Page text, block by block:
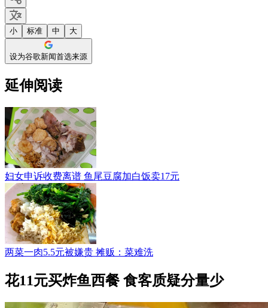
小 标准 中 大
设为谷歌新闻首选来源
延伸阅读
妇女申诉收费离谱 鱼尾豆腐加白饭卖17元
两菜一肉5.5元被嫌贵 摊贩：菜难洗
花11元买炸鱼西餐 食客质疑分量少